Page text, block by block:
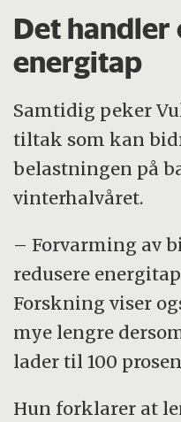
Det handler
energitap
Samtidig peker
tiltak som kan
belastningen på
vinterhalvåret.
– Forvarming av
redusere
Forskning viser
mye lengre
lader til 100
Hun forklarer at